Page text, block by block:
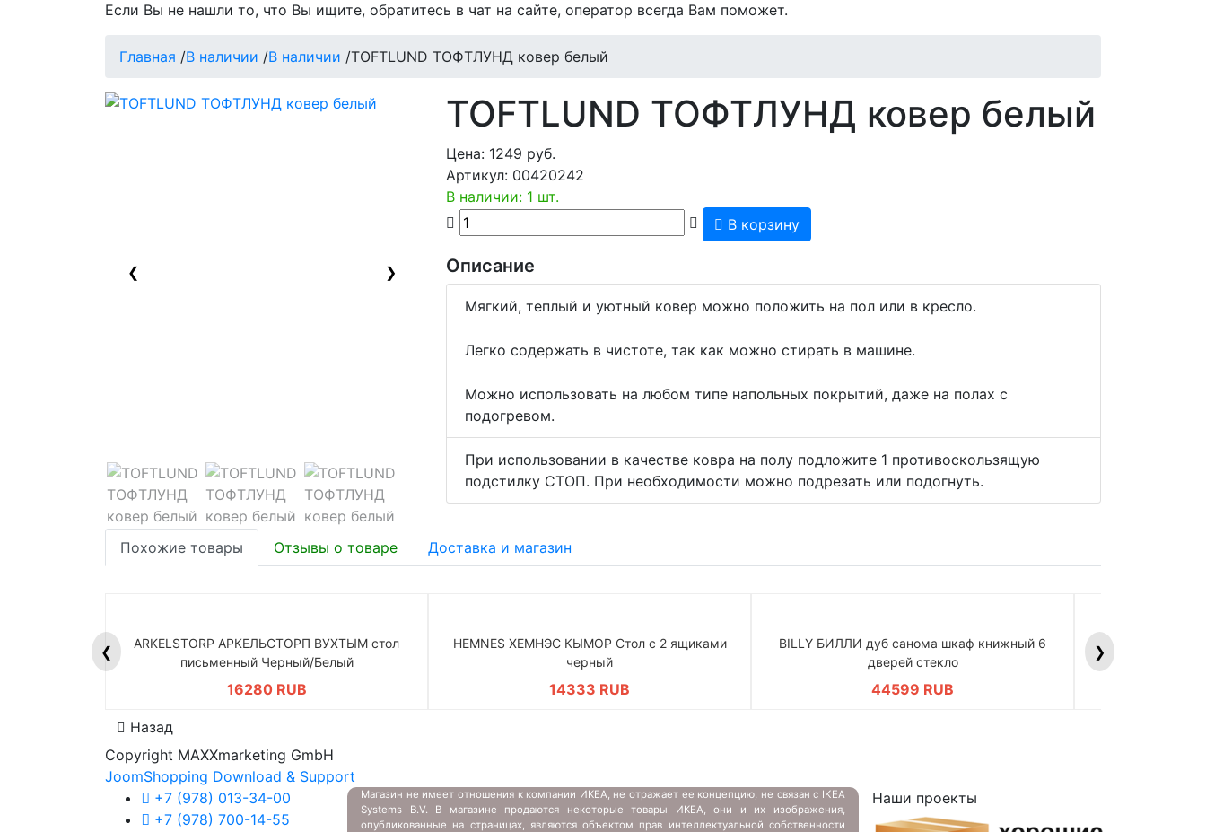
Если Вы не нашли то, что Вы ищите, обратитесь в чат на сайте, оператор всегда Вам поможет.
Главная /В наличии /В наличии /TOFTLUND ТОФТЛУНД ковер белый
❮ ❯
TOFTLUND ТОФТЛУНД ковер белый
Цена: 1249 руб.
Артикул: 00420242
В наличии: 1 шт.
В корзину
Описание
Мягкий, теплый и уютный ковер можно положить на пол или в кресло.
Легко содержать в чистоте, так как можно стирать в машине.
Можно использовать на любом типе напольных покрытий, даже на полах с
подогревом.
При использовании в качестве ковра на полу подложите 1 противоскользящую
подстилку СТОП. При необходимости можно подрезать или подогнуть.
Похожие товары Отзывы о товаре Доставка и магазин
❮
ARKELSTORP АРКЕЛЬСТОРП ВУХТЫМ стол
письменный Черный/Белый
16280 RUB
HEMNES ХЕМНЭС КЫМОР Стол c 2 ящиками
черный
14333 RUB
BILLY БИЛЛИ дуб санома шкаф книжный 6
дверей стекло
44599 RUB
BILLY БИЛЛИ
❯
Назад
Copyright MAXXmarketing GmbH
JoomShopping Download & Support
+7 (978) 013-34-00
+7 (978) 700-14-55
Магазин не имеет отношения к компании ИКЕА, не отражает ее концепцию, не связан с IKEA
Systems B.V. В магазине продаются некоторые товары ИКЕА, они и их изображения,
опубликованные на страницах, являются объектом прав интеллектуальной собственности
Наши проекты